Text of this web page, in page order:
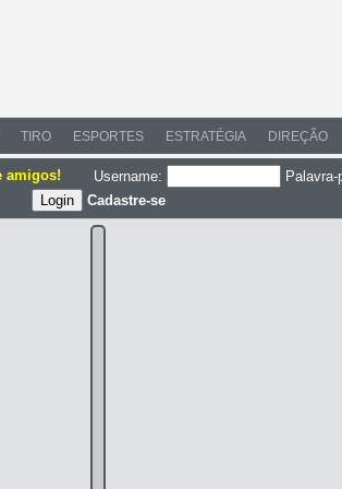
TIRO ESPORTES ESTRATÉGIA DIREÇÃO
amigos! Username: Palavra-
Cadastre-se